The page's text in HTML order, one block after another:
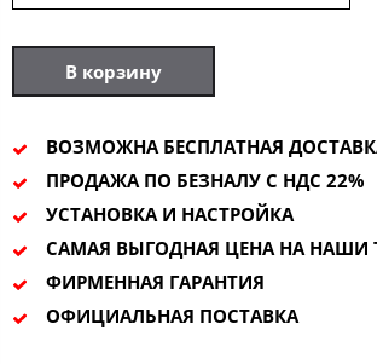
В корзину
ВОЗМОЖНА БЕСПЛАТНАЯ
ПРОДАЖА ПО БЕЗНАЛУ С НДС 22%
УСТАНОВКА И НАСТРОЙКА
САМАЯ ВЫГОДНАЯ ЦЕНА НА НАШИ
ФИРМЕННАЯ ГАРАНТИЯ
ОФИЦИАЛЬНАЯ ПОСТАВКА